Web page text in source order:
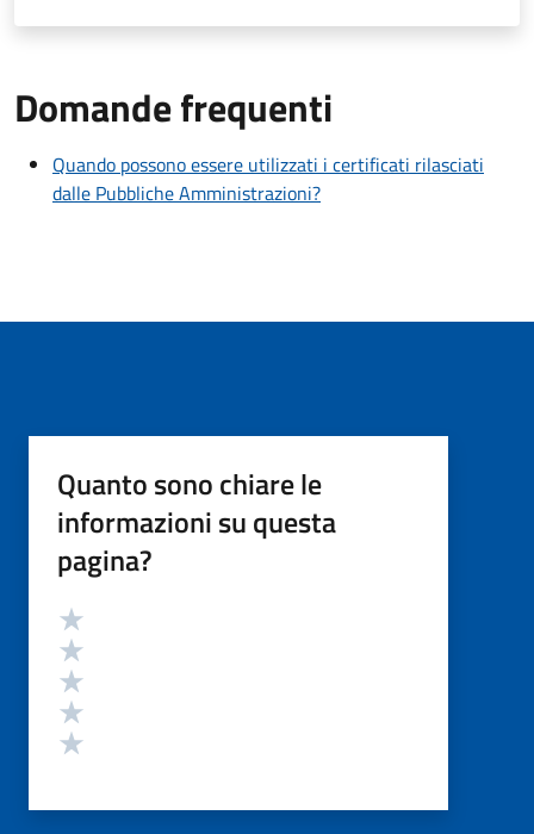
Domande frequenti
Quando possono essere utilizzati i certificati rilasciati
dalle Pubbliche Amministrazioni?
Quanto sono chiare le
informazioni su questa
pagina?
Valutazione